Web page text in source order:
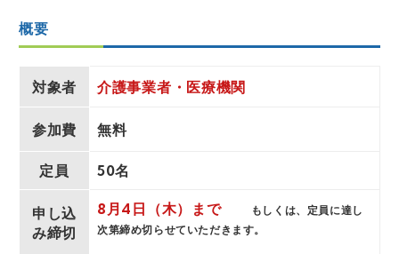
概要
対象者 介護事業者・医療機関
参加費 無料
定員 50名
申し込
み締切
8月4日（木）まで
もしくは、定員に達し
次第締め切らせていただきます。